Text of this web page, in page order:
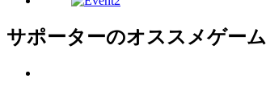
サポーターのオススメゲーム